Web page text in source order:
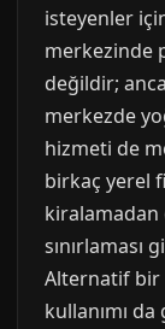
isteyenler
merkezinde
değildir;
merkezde
hizmeti de
birkaç yerel
sınırlaması
Alternatif bir
kullanımı